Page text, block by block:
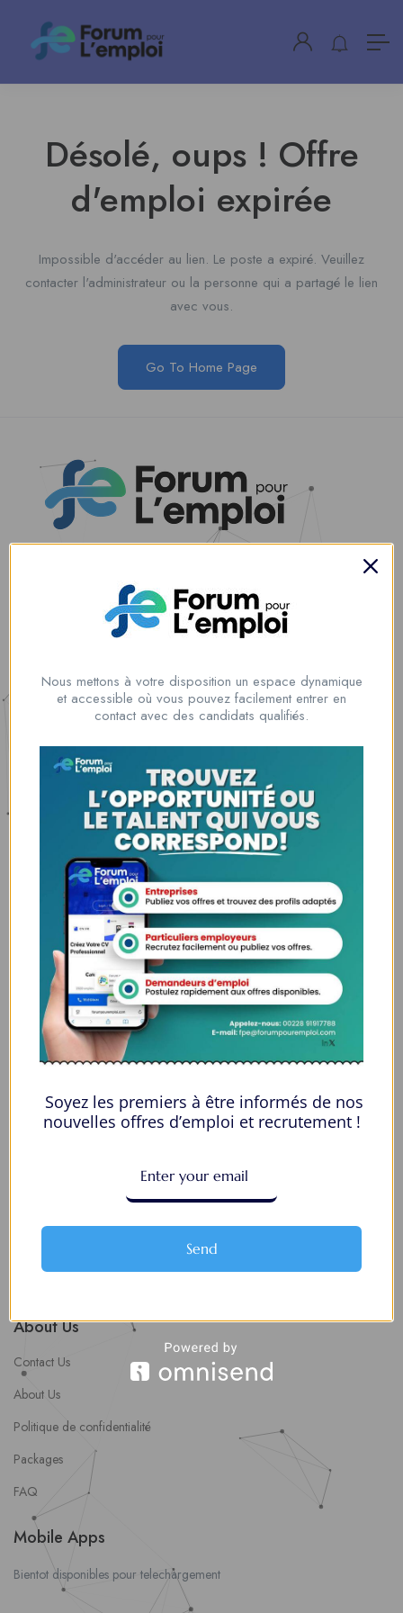
Désolé, oups ! Offre
d'emploi expirée
Impossible d'accéder au lien. Le poste a expiré. Veuillez
contacter l'administrateur ou la personne qui a partagé le lien
avec vous.
Go To Home Page
00228 91917788
la solution idéale pour tous ceux qui cherchent à se connecter au
opportunité professionnelle ou que vous souhaitiez recruter les meilleurs
Lome, Togo
fpe@forumpouremploi.com / 0022891917788
Espaces Candidats
Parcourir les Candidats
Tableau de Bord
Alertes d’Emploi
Mes Favoris
Postuler en ligne : 5 erreurs courantes à éviter pour maximiser vos
chances
8 Décisions Importantes Pour Ne Pas Vivre Avec Des Regrets
Espace Employeurs
About Us
Contact Us
About Us
Politique de confidentialité
Packages
FAQ
Mobile Apps
Bientot disponibles pour telechargement
Nous mettons à votre disposition un espace dynamique
et accessible où vous pouvez facilement entrer en
contact avec des candidats qualifiés.
Soyez les premiers à être informés de nos
nouvelles offres d’emploi et recrutement !
Send